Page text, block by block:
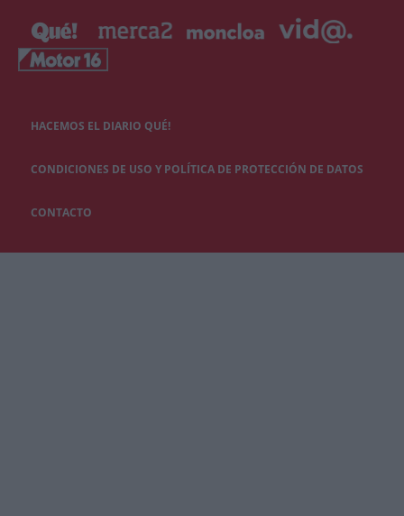
HACEMOS EL DIARIO QUÉ!
CONDICIONES DE USO Y POLÍTICA DE PROTECCIÓN DE DATOS
CONTACTO